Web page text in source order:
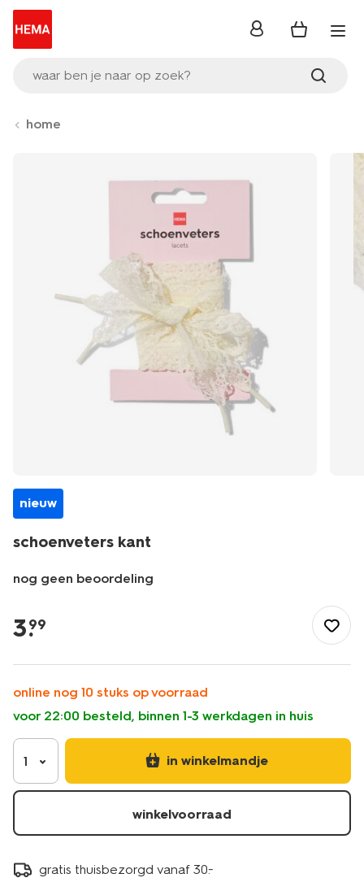
waar ben je naar op zoek?
inloggen
home
nieuw
schoenveters kant
nog geen beoordeling
slapen/huishouden/schoenonderhoud/schoenveters/
kant-
3.
99
online nog 10 stuks op voorraad
voor 22:00 besteld, binnen 1-3 werkdagen in huis
1 in winkelmandje
winkelvoorraad
gratis thuisbezorgd vanaf 30.-